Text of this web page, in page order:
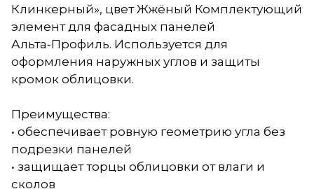
Клинкерный», цвет Жжёный Комплектующий
элемент для фасадных панелей
Альта‑Профиль. Используется для
оформления наружных углов и защиты
кромок облицовки.
Преимущества:
• обеспечивает ровную геометрию угла без
подрезки панелей
• защищает торцы облицовки от влаги и
сколов